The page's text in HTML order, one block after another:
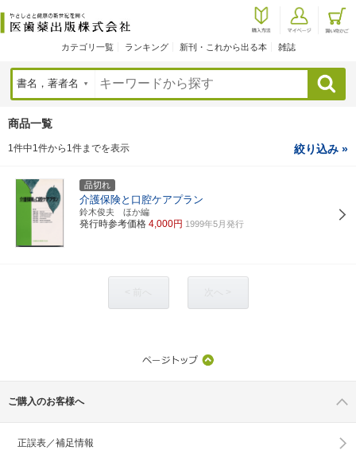
カテゴリ一覧 ランキング 新刊・これから出る本 雑誌
検索
商品一覧
1件中1件から1件までを表示 絞り込み »
品切れ
介護保険と口腔ケアプラン
鈴木俊夫 ほか編
発行時参考価格 4,000円 1999年5月発行
ご購入のお客様へ
正誤表／補足情報